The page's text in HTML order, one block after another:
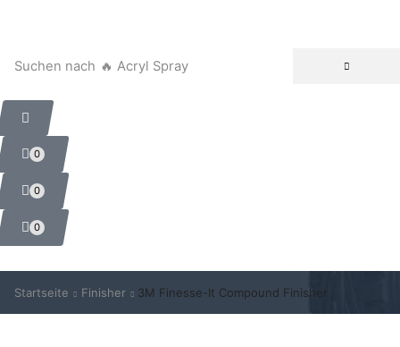
Suchen nach 🔥 Acryl Spray
0
0
0
Startseite Finisher 3M Finesse-It Compound Finisher